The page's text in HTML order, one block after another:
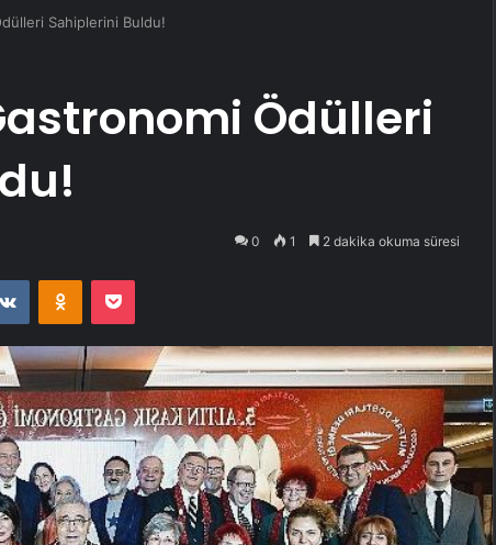
Sahiplerini Buldu!
Ödülleri
0 1 2 dakika okuma süresi
VKontakteOdnoklassniki
Pocket